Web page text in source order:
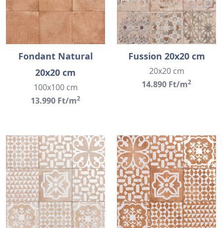
Fondant Natural
20x20 cm
100x100 cm
13.990 Ft/m2
Fussion 20x20 cm
20x20 cm
14.890 Ft/m2